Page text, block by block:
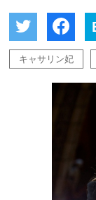
キャサリン妃